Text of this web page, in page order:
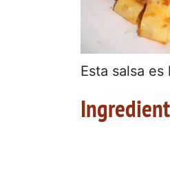
Esta salsa